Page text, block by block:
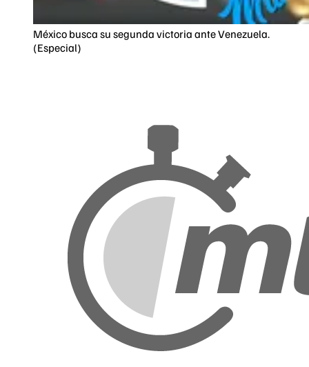
México busca su segunda victoria ante Venezuela.
(Especial)